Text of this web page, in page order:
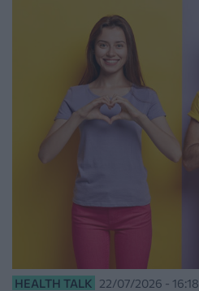
HEALTH TALK 22/07/2026 - 16:18